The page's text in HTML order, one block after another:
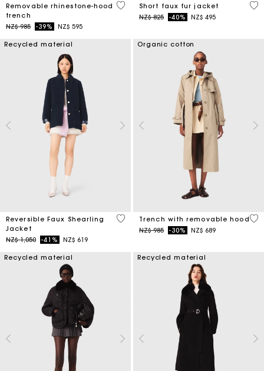
Removable rhinestone-hood
trench
Price reduced from
NZ$ 985to-39% NZ$ 595
5 out of 5 Customer Rating
Short faux fur jacket
Price reduced from
NZ$ 825to-40% NZ$ 495
4,5
Recycled material
Reversible Faux Shearling
Jacket
Price reduced from
NZ$ 1,050to-41% NZ$ 619
4,8 out of 5 Customer Rating
Organic cotton
Trench with removable hood
Price reduced from
NZ$ 985to-30% NZ$ 689
4,1
Recycled material Recycled material